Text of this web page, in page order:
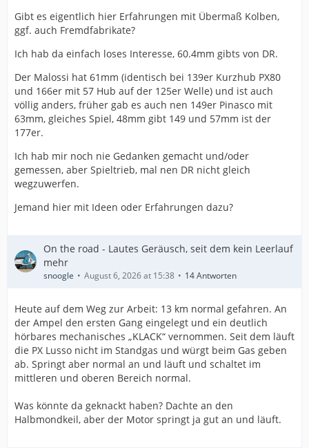
Gibt es eigentlich hier Erfahrungen mit Übermaß Kolben,
ggf. auch Fremdfabrikate?
Ich hab da einfach loses Interesse, 60.4mm gibts von DR.
Der Malossi hat 61mm (identisch bei 139er Kurzhub PX80
und 166er mit 57 Hub auf der 125er Welle) und ist auch
völlig anders, früher gab es auch nen 149er Pinasco mit
63mm, gleiches Spiel, 48mm gibt 149 und 57mm ist der
177er.
Ich hab mir noch nie Gedanken gemacht und/oder
gemessen, aber Spieltrieb, mal nen DR nicht gleich
wegzuwerfen.
Jemand hier mit Ideen oder Erfahrungen dazu?
On the road - Lautes Geräusch, seit dem kein Leerlauf
mehr
snoogle August 6, 2026 at 15:38 14 Antworten
Heute auf dem Weg zur Arbeit: 13 km normal gefahren. An
der Ampel den ersten Gang eingelegt und ein deutlich
hörbares mechanisches „KLACK“ vernommen. Seit dem läuft
die PX Lusso nicht im Standgas und würgt beim Gas geben
ab. Springt aber normal an und läuft und schaltet im
mittleren und oberen Bereich normal.
Was könnte da geknackt haben? Dachte an den
Halbmondkeil, aber der Motor springt ja gut an und läuft.